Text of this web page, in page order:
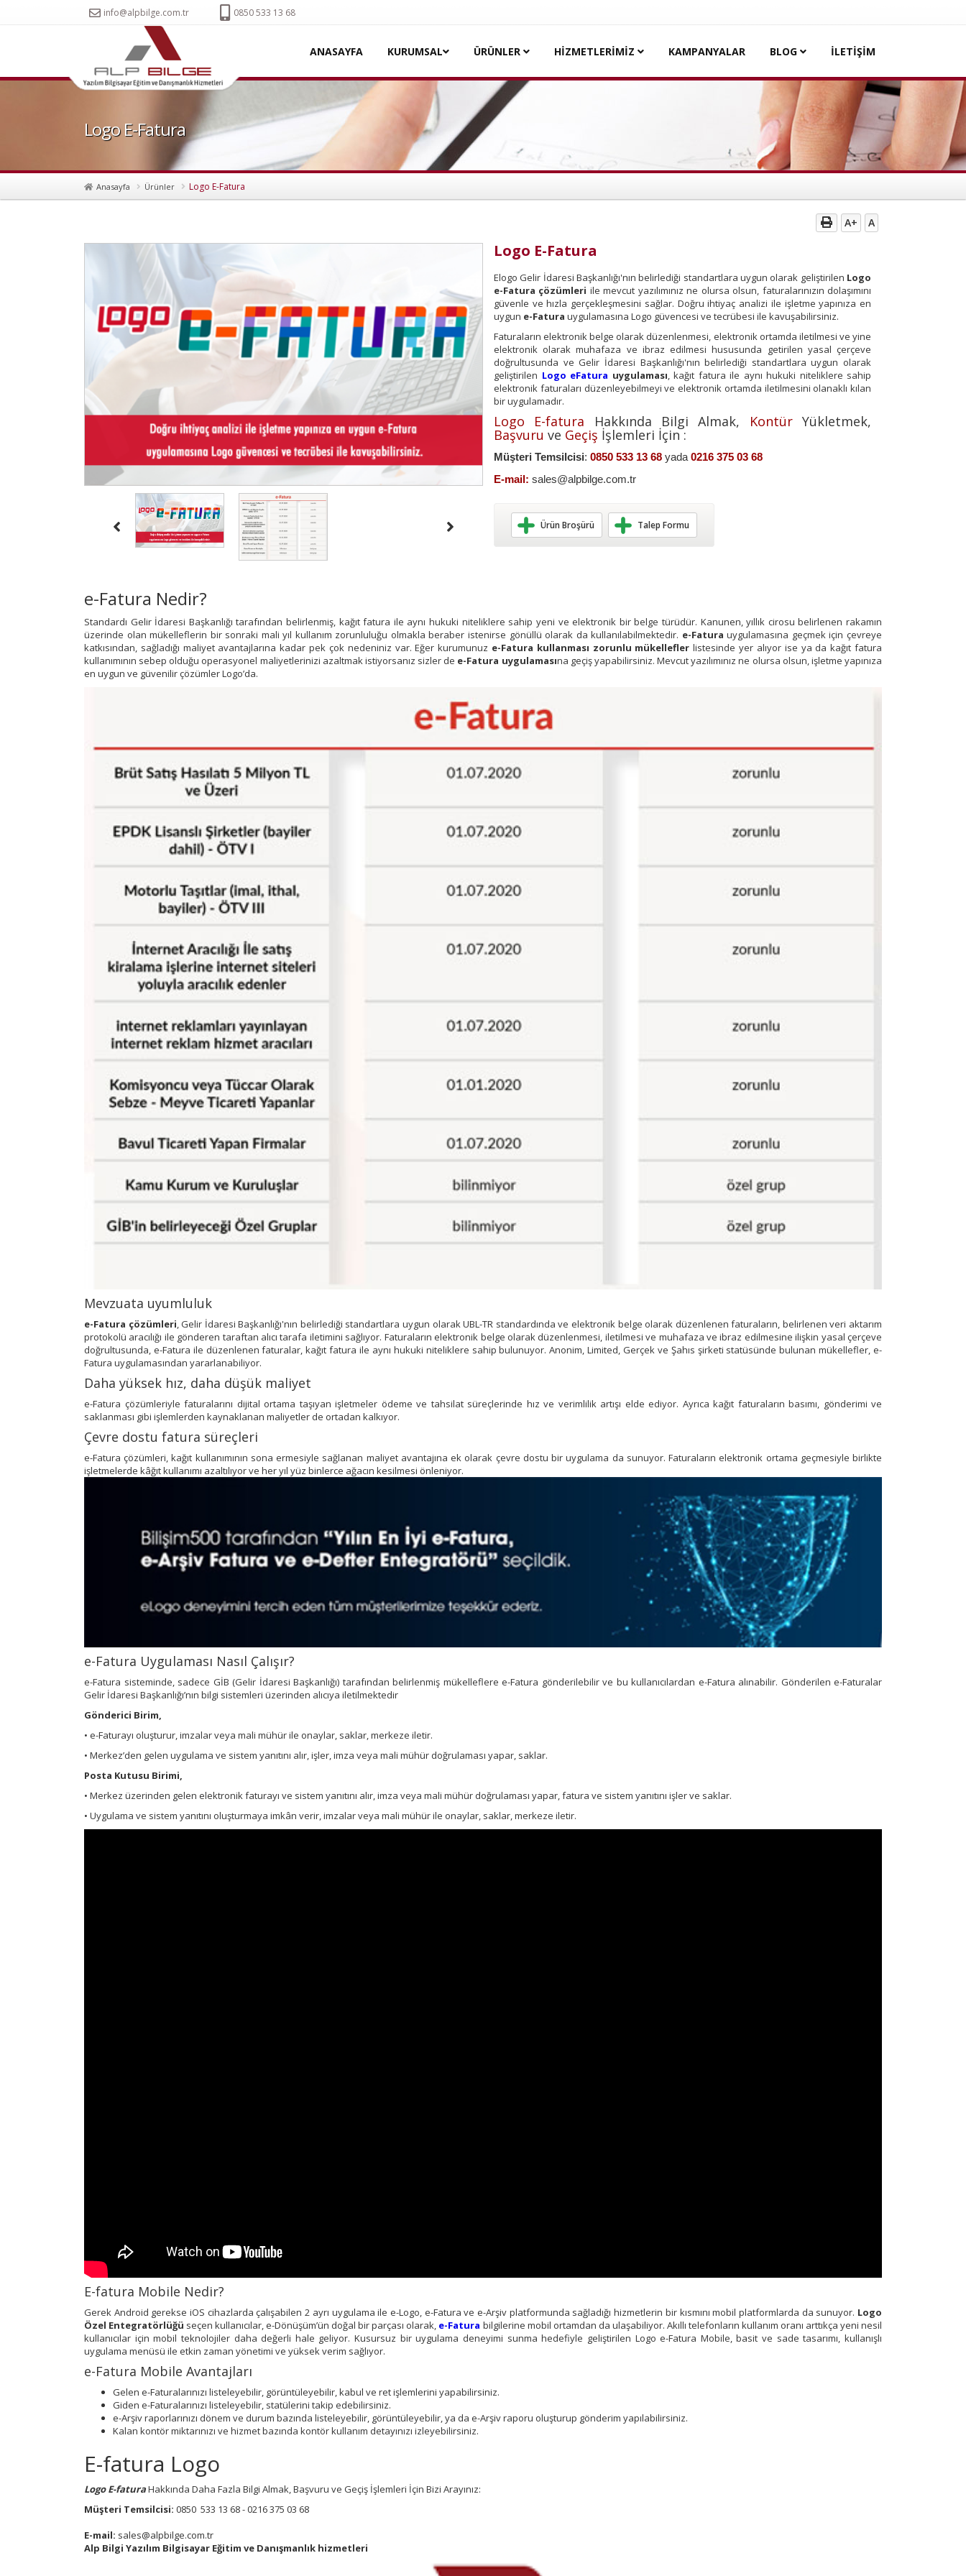
info@alpbilge.com.tr 0850 533 13 68
ANASAYFA KURUMSAL ÜRÜNLER HİZMETLERİMİZ KAMPANYALAR BLOG İLETİŞİM
Logo E-Fatura
Anasayfa Ürünler Logo E-Fatura
A+ A
Logo E-Fatura
Elogo Gelir İdaresi Başkanlığı'nın belirlediği standartlara uygun olarak geliştirilen Logo
e-Fatura çözümleri ile mevcut yazılımınız ne olursa olsun, faturalarınızın dolaşımını
güvenle ve hızla gerçekleşmesini sağlar. Doğru ihtiyaç analizi ile işletme yapınıza en
uygun e-Fatura uygulamasına Logo güvencesi ve tecrübesi ile kavuşabilirsiniz.
Faturaların elektronik belge olarak düzenlenmesi, elektronik ortamda iletilmesi ve yine
elektronik olarak muhafaza ve ibraz edilmesi hususunda getirilen yasal çerçeve
doğrultusunda ve Gelir İdaresi Başkanlığı'nın belirlediği standartlara uygun olarak
geliştirilen Logo eFatura uygulaması, kağıt fatura ile aynı hukuki niteliklere sahip
elektronik faturaları düzenleyebilmeyi ve elektronik ortamda iletilmesini olanaklı kılan
bir uygulamadır.
Logo E-fatura Hakkında Bilgi Almak, KontürYükletmek,
Başvuru ve Geçiş İşlemleri İçin :
Müşteri Temsilcisi: 0850 533 13 68 yada 0216 375 03 68
E-mail: sales@alpbilge.com.tr
Ürün Broşürü Talep Formu
e-Fatura Nedir?
Standardı Gelir İdaresi Başkanlığı tarafından belirlenmiş, kağıt fatura ile aynı hukuki niteliklere sahip yeni ve elektronik bir belge türüdür. Kanunen, yıllık cirosu belirlenen rakamın
üzerinde olan mükelleflerin bir sonraki mali yıl kullanım zorunluluğu olmakla beraber istenirse gönüllü olarak da kullanılabilmektedir. e-Fatura uygulamasına geçmek için çevreye
katkısından, sağladığı maliyet avantajlarına kadar pek çok nedeniniz var. Eğer kurumunuz e-Fatura kullanması zorunlu mükellefler listesinde yer alıyor ise ya da kağıt fatura
kullanımının sebep olduğu operasyonel maliyetlerinizi azaltmak istiyorsanız sizler de e-Fatura uygulamasına geçiş yapabilirsiniz. Mevcut yazılımınız ne olursa olsun, işletme yapınıza
en uygun ve güvenilir çözümler Logo’da.
Mevzuata uyumluluk
e-Fatura çözümleri, Gelir İdaresi Başkanlığı'nın belirlediği standartlara uygun olarak UBL-TR standardında ve elektronik belge olarak düzenlenen faturaların, belirlenen veri aktarım
protokolü aracılığı ile gönderen taraftan alıcı tarafa iletimini sağlıyor. Faturaların elektronik belge olarak düzenlenmesi, iletilmesi ve muhafaza ve ibraz edilmesine ilişkin yasal çerçeve
doğrultusunda, e-Fatura ile düzenlenen faturalar, kağıt fatura ile aynı hukuki niteliklere sahip bulunuyor. Anonim, Limited, Gerçek ve Şahıs şirketi statüsünde bulunan mükellefler, e-
Fatura uygulamasından yararlanabiliyor.
Daha yüksek hız, daha düşük maliyet
e-Fatura çözümleriyle faturalarını dijital ortama taşıyan işletmeler ödeme ve tahsilat süreçlerinde hız ve verimlilik artışı elde ediyor. Ayrıca kağıt faturaların basımı, gönderimi ve
saklanması gibi işlemlerden kaynaklanan maliyetler de ortadan kalkıyor.
Çevre dostu fatura süreçleri
e-Fatura çözümleri, kağıt kullanımının sona ermesiyle sağlanan maliyet avantajına ek olarak çevre dostu bir uygulama da sunuyor. Faturaların elektronik ortama geçmesiyle birlikte
işletmelerde kâğıt kullanımı azaltılıyor ve her yıl yüz binlerce ağacın kesilmesi önleniyor.
e-Fatura Uygulaması Nasıl Çalışır?
e-Fatura sisteminde, sadece GİB (Gelir İdaresi Başkanlığı) tarafından belirlenmiş mükelleflere e-Fatura gönderilebilir ve bu kullanıcılardan e-Fatura alınabilir. Gönderilen e-Faturalar
Gelir İdaresi Başkanlığı’nın bilgi sistemleri üzerinden alıcıya iletilmektedir
Gönderici Birim,
• e-Faturayı oluşturur, imzalar veya mali mühür ile onaylar, saklar, merkeze iletir.
• Merkez’den gelen uygulama ve sistem yanıtını alır, işler, imza veya mali mühür doğrulaması yapar, saklar.
Posta Kutusu Birimi,
• Merkez üzerinden gelen elektronik faturayı ve sistem yanıtını alır, imza veya mali mühür doğrulaması yapar, fatura ve sistem yanıtını işler ve saklar.
• Uygulama ve sistem yanıtını oluşturmaya imkân verir, imzalar veya mali mühür ile onaylar, saklar, merkeze iletir.
E-fatura Mobile Nedir?
Gerek Android gerekse iOS cihazlarda çalışabilen 2 ayrı uygulama ile e-Logo, e-Fatura ve e-Arşiv platformunda sağladığı hizmetlerin bir kısmını mobil platformlarda da sunuyor. Logo
Özel Entegratörlüğü seçen kullanıcılar, e-Dönüşüm’ün doğal bir parçası olarak, e-Fatura bilgilerine mobil ortamdan da ulaşabiliyor. Akıllı telefonların kullanım oranı arttıkça yeni nesil
kullanıcılar için mobil teknolojiler daha değerli hale geliyor. Kusursuz bir uygulama deneyimi sunma hedefiyle geliştirilen Logo e-Fatura Mobile, basit ve sade tasarımı, kullanışlı
uygulama menüsü ile etkin zaman yönetimi ve yüksek verim sağlıyor.
e-Fatura Mobile Avantajları
Gelen e-Faturalarınızı listeleyebilir, görüntüleyebilir, kabul ve ret işlemlerini yapabilirsiniz.
Giden e-Faturalarınızı listeleyebilir, statülerini takip edebilirsiniz.
e-Arşiv raporlarınızı dönem ve durum bazında listeleyebilir, görüntüleyebilir, ya da e-Arşiv raporu oluşturup gönderim yapılabilirsiniz.
Kalan kontör miktarınızı ve hizmet bazında kontör kullanım detayınızı izleyebilirsiniz.
E-fatura Logo
Logo E-faturaHakkında Daha Fazla Bilgi Almak, Başvuru ve Geçiş İşlemleri İçin Bizi Arayınız:
Müşteri Temsilcisi: 0850 533 13 68 - 0216 375 03 68
E-mail: sales@alpbilge.com.tr
Alp Bilgi Yazılım Bilgisayar Eğitim ve Danışmanlık hizmetleri